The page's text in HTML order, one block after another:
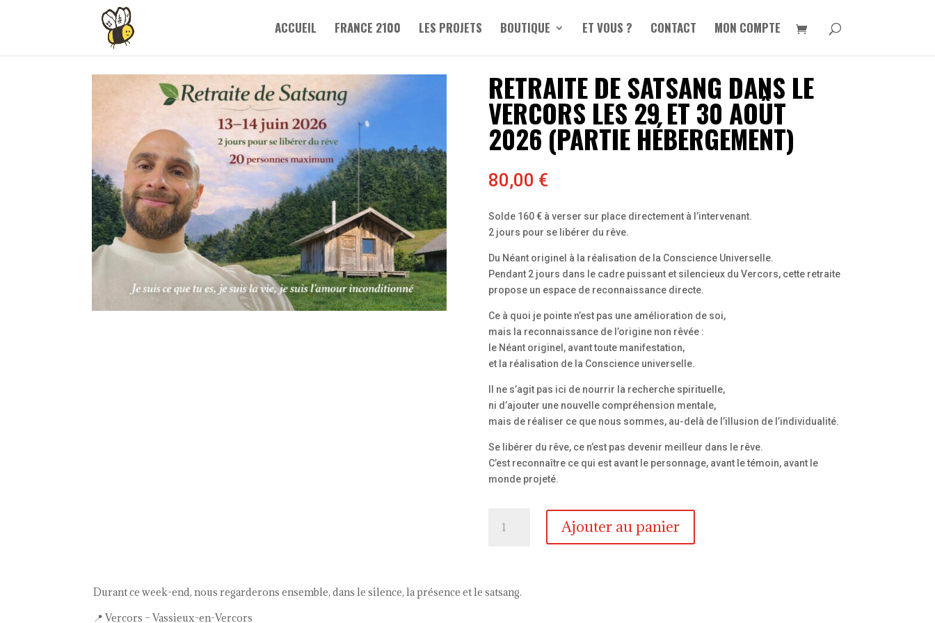
ACCUEIL FRANCE 2100 LES PROJETS BOUTIQUE ET VOUS ? CONTACT MON COMPTE
RETRAITE DE SATSANG DANS LE
VERCORS LES 29 ET 30 AOÛT
2026 (PARTIE HÉBERGEMENT)
80,00 €
Solde 160 € à verser sur place directement à l’intervenant.
2 jours pour se libérer du rêve.
Du Néant originel à la réalisation de la Conscience Universelle.
Pendant 2 jours dans le cadre puissant et silencieux du Vercors, cette retraite
propose un espace de reconnaissance directe.
Ce à quoi je pointe n’est pas une amélioration de soi,
mais la reconnaissance de l’origine non rêvée :
le Néant originel, avant toute manifestation,
et la réalisation de la Conscience universelle.
Il ne s’agit pas ici de nourrir la recherche spirituelle,
ni d’ajouter une nouvelle compréhension mentale,
mais de réaliser ce que nous sommes, au-delà de l’illusion de l’individualité.
Se libérer du rêve, ce n’est pas devenir meilleur dans le rêve.
C’est reconnaître ce qui est avant le personnage, avant le témoin, avant le
monde projeté.
dans
Ajouter au panier
Durant ce week-end, nous regarderons ensemble, dans le silence, la présence et le satsang.
📍 Vercors – Vassieux-en-Vercors